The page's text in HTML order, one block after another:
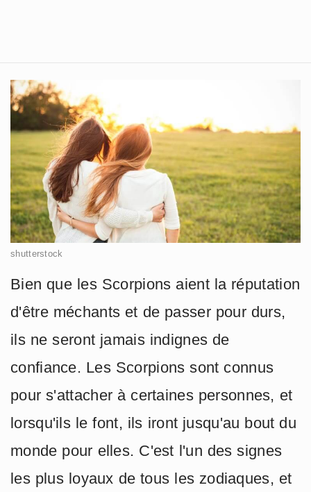
shutterstock
Bien que les Scorpions aient la réputation
d'être méchants et de passer pour durs,
ils ne seront jamais indignes de
confiance. Les Scorpions sont connus
pour s'attacher à certaines personnes, et
lorsqu'ils le font, ils iront jusqu'au bout du
monde pour elles. C'est l'un des signes
les plus loyaux de tous les zodiaques, et